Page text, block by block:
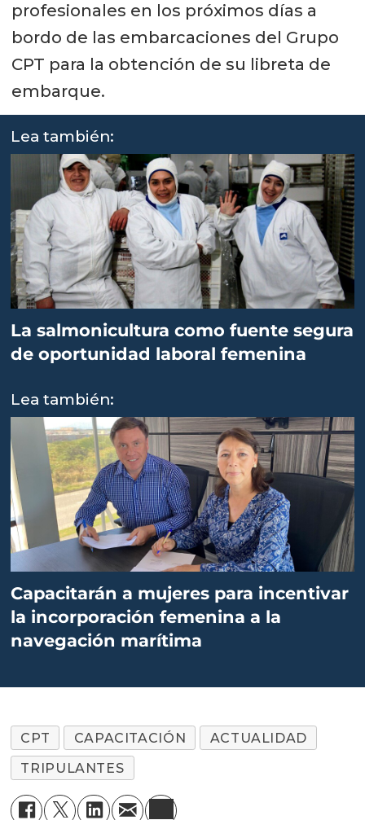
profesionales en los próximos días a
bordo de las embarcaciones del Grupo
CPT para la obtención de su libreta de
embarque.
Lea también:
La salmonicultura como fuente segura
de oportunidad laboral femenina
Lea también:
Capacitarán a mujeres para incentivar
la incorporación femenina a la
navegación marítima
CPT CAPACITACIÓN
ACTUALIDAD
TRIPULANTES